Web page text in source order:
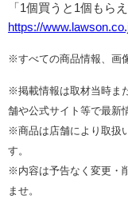
「1個買うと1個もら
https://
※すべての商品情報、画
※掲載情報は取材当時ま
舗や公式サイト等で最新
※商品は店舗により取扱
す。
※内容は予告なく変更・
ませ。